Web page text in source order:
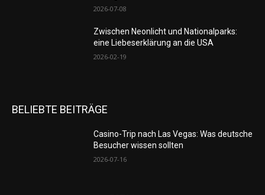
2026-07-08
Zwischen Neonlicht und Nationalparks:
eine Liebeserklärung an die USA
2026-02-19
BELIEBTE BEITRÄGE
Casino-Trip nach Las Vegas: Was deutsche
Besucher wissen sollten
2026-07-16